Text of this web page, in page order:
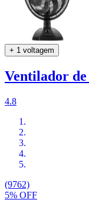
+ 1 voltagem
Ventilador
4.8
(9762)
5% OFF